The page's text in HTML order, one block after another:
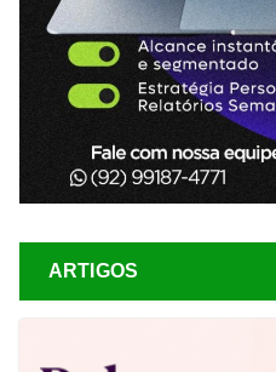
ARTIGOS